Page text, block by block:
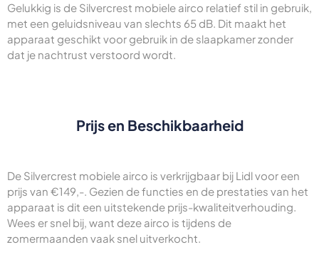
Gelukkig is de Silvercrest mobiele airco relatief stil in gebruik,
met een geluidsniveau van slechts 65 dB. Dit maakt het
apparaat geschikt voor gebruik in de slaapkamer zonder
dat je nachtrust verstoord wordt.
Prijs en Beschikbaarheid
De Silvercrest mobiele airco is verkrijgbaar bij Lidl voor een
prijs van €149,-. Gezien de functies en de prestaties van het
apparaat is dit een uitstekende prijs-kwaliteitverhouding.
Wees er snel bij, want deze airco is tijdens de
zomermaanden vaak snel uitverkocht.